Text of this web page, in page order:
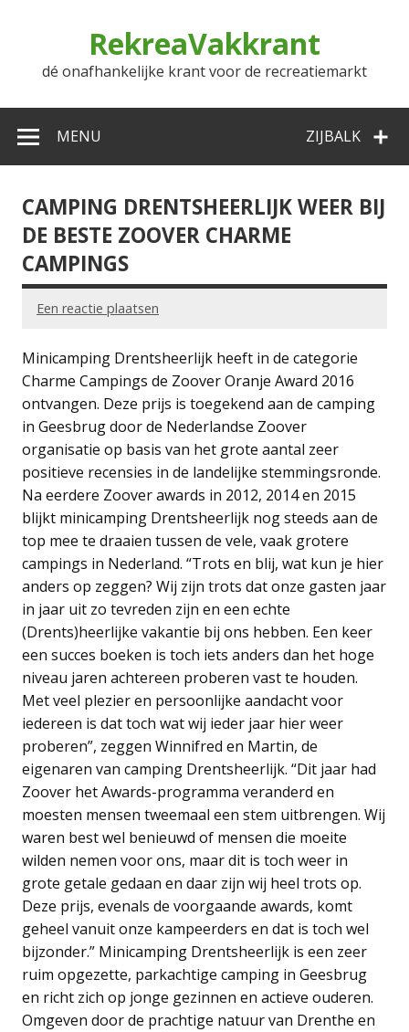
RekreaVakkrant
dé onafhankelijke krant voor de recreatiemarkt
ZIJBALK
MENU
CAMPING DRENTSHEERLIJK WEER BIJ
DE BESTE ZOOVER CHARME
CAMPINGS
Een reactie plaatsen
Minicamping Drentsheerlijk heeft in de categorie
Charme Campings de Zoover Oranje Award 2016
ontvangen. Deze prijs is toegekend aan de camping
in Geesbrug door de Nederlandse Zoover
organisatie op basis van het grote aantal zeer
positieve recensies in de landelijke stemmingsronde.
Na eerdere Zoover awards in 2012, 2014 en 2015
blijkt minicamping Drentsheerlijk nog steeds aan de
top mee te draaien tussen de vele, vaak grotere
campings in Nederland. “Trots en blij, wat kun je hier
anders op zeggen? Wij zijn trots dat onze gasten jaar
in jaar uit zo tevreden zijn en een echte
(Drents)heerlijke vakantie bij ons hebben. Een keer
een succes boeken is toch iets anders dan het hoge
niveau jaren achtereen proberen vast te houden.
Met veel plezier en persoonlijke aandacht voor
iedereen is dat toch wat wij ieder jaar hier weer
proberen”, zeggen Winnifred en Martin, de
eigenaren van camping Drentsheerlijk. “Dit jaar had
Zoover het Awards-programma veranderd en
moesten mensen tweemaal een stem uitbrengen. Wij
waren best wel benieuwd of mensen die moeite
wilden nemen voor ons, maar dit is toch weer in
grote getale gedaan en daar zijn wij heel trots op.
Deze prijs, evenals de voorgaande awards, komt
geheel vanuit onze kampeerders en dat is toch wel
bijzonder.” Minicamping Drentsheerlijk is een zeer
ruim opgezette, parkachtige camping in Geesbrug
en richt zich op jonge gezinnen en actieve ouderen.
Omgeven door de prachtige natuur van Drenthe en